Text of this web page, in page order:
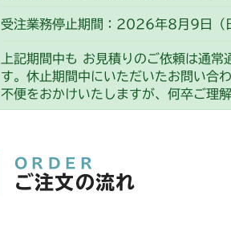
受注業務停止期間：2026年8月9日
上記期間中も お見積りのご依頼は通
す。休止期間中にいただいたお問い
不便をおかけいたしますが、何卒ご理
ORDER
ご注文の流れ